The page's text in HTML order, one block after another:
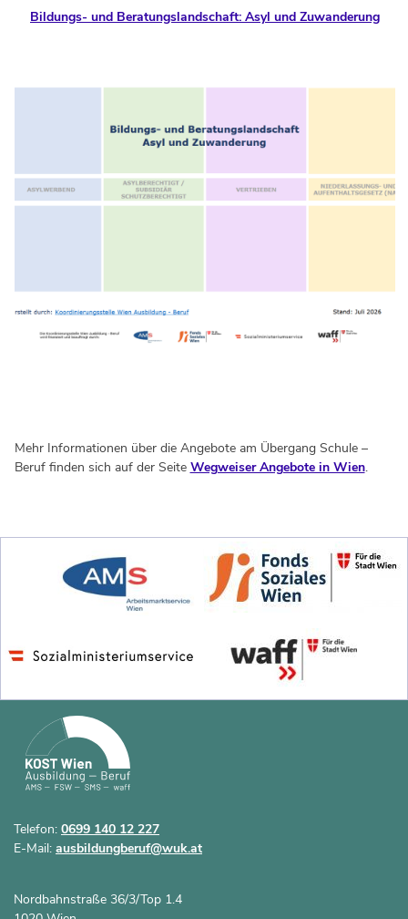
Bildungs- und Beratungslandschaft: Asyl und Zuwanderung
Mehr Informationen über die Angebote am Übergang Schule –
Beruf finden sich auf der Seite Wegweiser Angebote in Wien.
Nordbahnstraße 36/3/Top 1.4
Telefon: 0699 140 12 227
E-Mail: ausbildungberuf@wuk.at